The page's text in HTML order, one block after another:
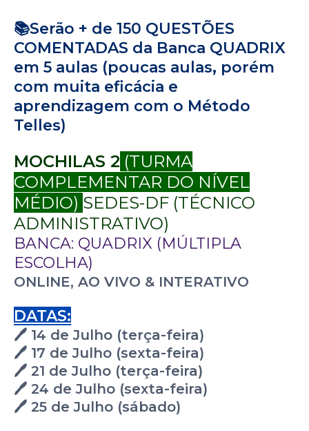
📚Serão + de 150 QUESTÕES
COMENTADAS da Banca QUADRIX
em 5 aulas (poucas aulas, porém
com muita eficácia e
aprendizagem com o Método
Telles)
MOCHILAS 2 (TURMA
COMPLEMENTAR DO NÍVEL
MÉDIO) SEDES-DF (TÉCNICO
ADMINISTRATIVO)
BANCA: QUADRIX (MÚLTIPLA
ESCOLHA)
ONLINE, AO VIVO & INTERATIVO
DATAS:
🖊️ 14 de Julho (terça-feira)
🖊️ 17 de Julho (sexta-feira)
🖊️ 21 de Julho (terça-feira)
🖊️ 24 de Julho (sexta-feira)
🖊️ 25 de Julho (sábado)